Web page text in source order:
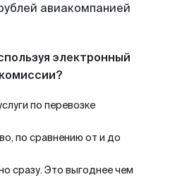
авиакомпанией
электронный
по перевозке
по сравнению от и до
сразу. Это выгоднее чем